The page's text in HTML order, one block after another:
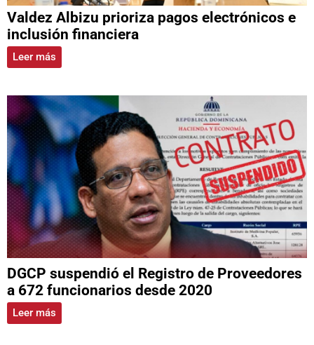
Valdez Albizu prioriza pagos electrónicos e
inclusión financiera
Leer más
DGCP suspendió el Registro de Proveedores
a 672 funcionarios desde 2020
Leer más